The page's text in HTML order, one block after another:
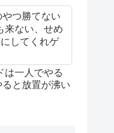
つ勝てない
来ない、せめ
してくれゲ
は一人でやる
と放置が沸い